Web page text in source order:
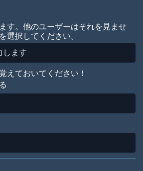
す。他のユーザーはそれを見ませ
選択してください。
えておいてください！